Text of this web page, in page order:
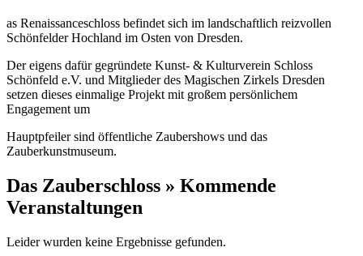
as Renaissanceschloss befindet sich im landschaftlich reizvollen
Schönfelder Hochland im Osten von Dresden.
Der eigens dafür gegründete Kunst- & Kulturverein Schloss
Schönfeld e.V. und Mitglieder des Magischen Zirkels Dresden
setzen dieses einmalige Projekt mit großem persönlichem
Engagement um
Hauptpfeiler sind öffentliche Zaubershows und das
Zauberkunstmuseum.
Das Zauberschloss » Kommende
Veranstaltungen
Leider wurden keine Ergebnisse gefunden.